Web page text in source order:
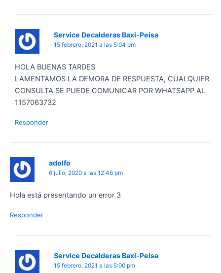
Service Decalderas Baxi-Peisa
15 febrero, 2021 a las 5:04 pm
HOLA BUENAS TARDES
LAMENTAMOS LA DEMORA DE RESPUESTA, CUALQUIER
CONSULTA SE PUEDE COMUNICAR POR WHATSAPP AL
1157063732
Responder
adolfo
6 julio, 2020 a las 12:46 pm
Hola está presentando un error 3
Responder
Service Decalderas Baxi-Peisa
15 febrero, 2021 a las 5:00 pm